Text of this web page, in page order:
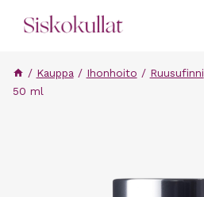
sisältöön
/ Kauppa / Ihonhoito / Ruusufinni
50 ml